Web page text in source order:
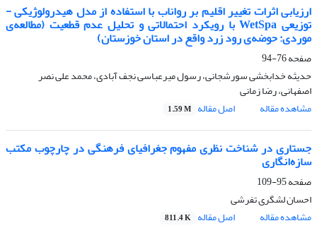
ارزیابی اثرات تغییر اقلیم بر رواناب با استفاده از مدل هیدرولوژیکی -
توزیعی WetSpa با رویکرد احتمالاتی و تحلیل عدم قطعیت (مطالعه‌ی
موردی: حوضه‌ی رود زرد واقع در استان خوزستان)
صفحه76-94
حدیثه خدابخشی سورشجانی، رسول میرعباسی نجف آبادی، محمد علی نصر
اصفهانی، رضا زمانی
مشاهده مقاله
اصل مقاله 1.59 M
جستاری در شناخت نظری مفهوم جغرافیای فرهنگی در چارچوب مکتب
سازه‌انگاری
صفحه95-109
احسان لشگری تفرشی
مشاهده مقاله
اصل مقاله 811.4 K